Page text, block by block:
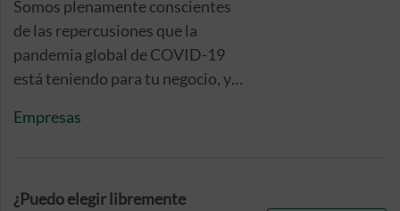
Somos plenamente conscientes
de las repercusiones que la
pandemia global de COVID-19
está teniendo para tu negocio, y
nos tienes a tu lado, ofreciéndote
Empresas
¿Puedo elegir libremente